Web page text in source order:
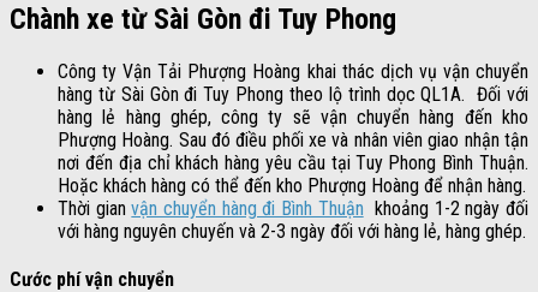
Chành xe từ Sài Gòn đi Tuy Phong
Công ty Vận Tải Phượng Hoàng khai thác dịch vụ vận chuyển
hàng từ Sài Gòn đi Tuy Phong theo lộ trình dọc QL1A. Đối với
hàng lẻ hàng ghép, công ty sẽ vận chuyển hàng đến kho
Phượng Hoàng. Sau đó điều phối xe và nhân viên giao nhận tận
nơi đến địa chỉ khách hàng yêu cầu tại Tuy Phong Bình Thuận.
Hoặc khách hàng có thể đến kho Phượng Hoàng để nhận hàng.
Thời gianvận chuyển hàng đi Bình Thuận khoảng 1-2 ngày đối
với hàng nguyên chuyến và 2-3 ngày đối với hàng lẻ, hàng ghép.
Cước phí vận chuyển